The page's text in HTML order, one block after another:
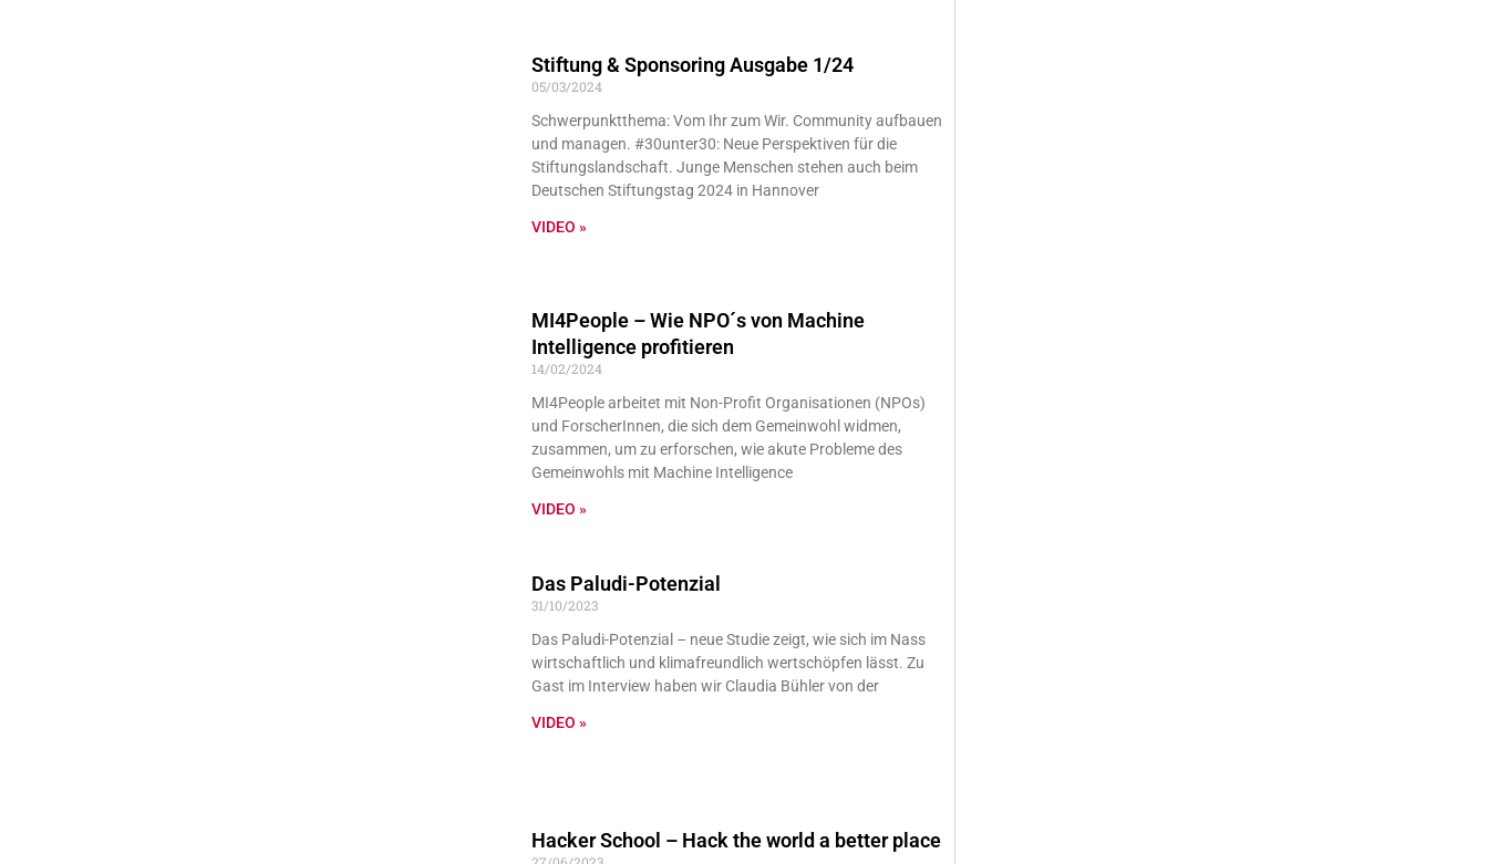
Stiftung & Sponsoring Ausgabe 1/24
05/03/2024
Schwerpunktthema: Vom Ihr zum Wir. Community aufbauen
und managen. #30unter30: Neue Perspektiven für die
Stiftungslandschaft. Junge Menschen stehen auch beim
Deutschen Stiftungstag 2024 in Hannover
VIDEO »
MI4People – Wie NPO´s von Machine
Intelligence profitieren
14/02/2024
MI4People arbeitet mit Non-Profit Organisationen (NPOs)
und ForscherInnen, die sich dem Gemeinwohl widmen,
zusammen, um zu erforschen, wie akute Probleme des
Gemeinwohls mit Machine Intelligence
VIDEO »
Das Paludi-Potenzial
31/10/2023
Das Paludi-Potenzial – neue Studie zeigt, wie sich im Nass
wirtschaftlich und klimafreundlich wertschöpfen lässt. Zu
Gast im Interview haben wir Claudia Bühler von der
VIDEO »
Hacker School – Hack the world a better place